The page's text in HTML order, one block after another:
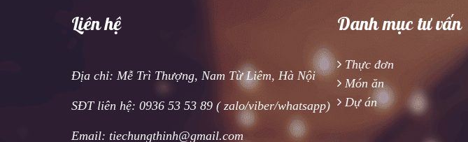
Liên hệ
Địa chỉ: Mễ Trì Thượng, Nam Từ Liêm, Hà Nội
SĐT liên hệ: 0936 53 53 89 ( zalo/viber/whatsapp)
Email: tiechungthinh@gmail.com
Danh mục tư vấn
Thực đơn
Món ăn
Dự án